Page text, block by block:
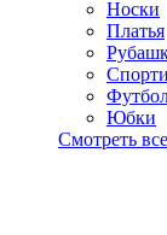
Носки
Платья
Юбки
Смотреть все